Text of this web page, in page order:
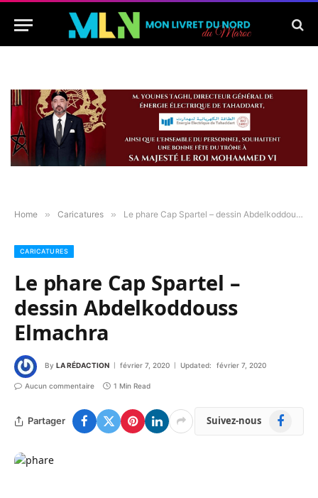
Home » Caricatures » Le phare Cap Spartel – dessin Abdelkoddouss Elmachra
CARICATURES
Le phare Cap Spartel –
dessin Abdelkoddouss
Elmachra
By LA RÉDACTION février 7, 2020 Updated: février 7, 2020
Aucun commentaire 1 Min Read
Partager Suivez-nous Facebook